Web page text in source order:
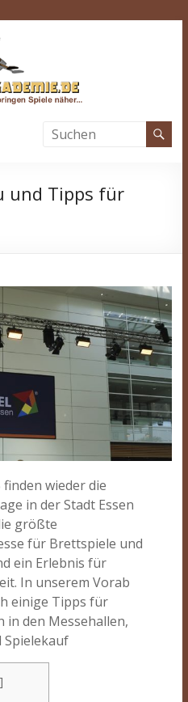
und Tipps für
finden wieder die
in der Stadt Essen
größte
für Brettspiele und
ein Erlebnis für
In unserem Vorab
einige Tipps für
in den Messehallen,
Spielekauf
]